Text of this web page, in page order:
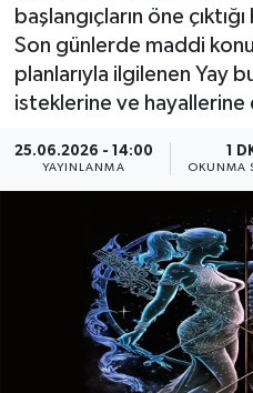
başlangıçların öne
Son günlerde maddi
planlarıyla ilgilenen Yay
isteklerine ve hayallerine
25.06.2026 - 14:00
YAYINLANMA
1
OKUNMA
Magazin
Ekonomi
Spor
Resmi Reklamlar
Tüm Manşetler
Son Dakika Haberleri
Haber Arşivi